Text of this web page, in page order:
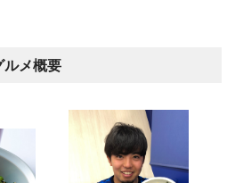
メ概要